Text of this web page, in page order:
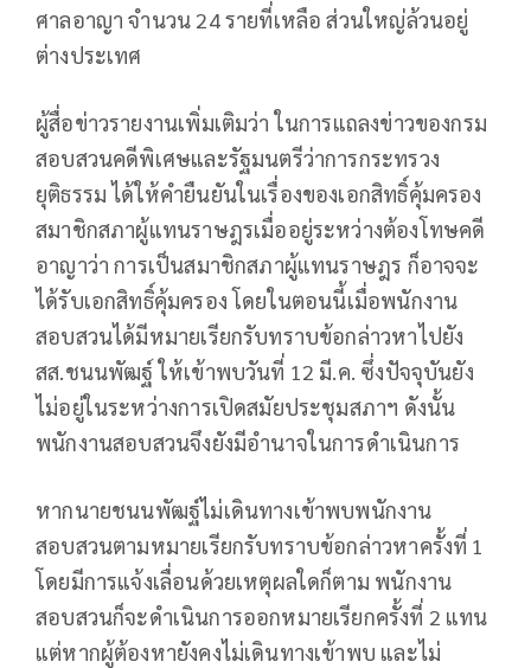
ศาลอาญา จำนวน 24 รายที่เหลือ ส่วนใหญ่ล้วนอยู่
ต่างประเทศ
ผู้สื่อข่าวรายงานเพิ่มเติมว่า ในการแถลงข่าวของกรม
สอบสวนคดีพิเศษและรัฐมนตรีว่าการกระทรวง
ยุติธรรม ได้ให้คำยืนยันในเรื่องของเอกสิทธิ์คุ้มครอง
สมาชิกสภาผู้แทนราษฎรเมื่ออยู่ระหว่างต้องโทษคดี
อาญาว่า การเป็นสมาชิกสภาผู้แทนราษฎร ก็อาจจะ
ได้รับเอกสิทธิ์คุ้มครอง โดยในตอนนี้เมื่อพนักงาน
สอบสวนได้มีหมายเรียกรับทราบข้อกล่าวหาไปยัง
สส.ชนนพัฒฐ์ ให้เข้าพบวันที่ 12 มี.ค. ซึ่งปัจจุบันยัง
ไม่อยู่ในระหว่างการเปิดสมัยประชุมสภาฯ ดังนั้น
พนักงานสอบสวนจึงยังมีอำนาจในการดำเนินการ
หากนายชนนพัฒฐ์ไม่เดินทางเข้าพบพนักงาน
สอบสวนตามหมายเรียกรับทราบข้อกล่าวหาครั้งที่ 1
โดยมีการแจ้งเลื่อนด้วยเหตุผลใดก็ตาม พนักงาน
สอบสวนก็จะดำเนินการออกหมายเรียกครั้งที่ 2 แทน
แต่หากผู้ต้องหายังคงไม่เดินทางเข้าพบ และไม่